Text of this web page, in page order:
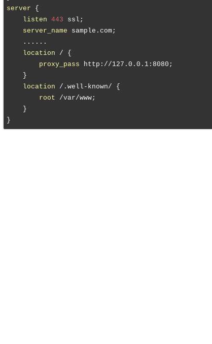
server {
listen
443 ssl;
server_name sample.com;
    ......
location / {
proxy_pass http://127.0.0.1:8080;
    }
location /.well-known/ {
root /var/www;
    }